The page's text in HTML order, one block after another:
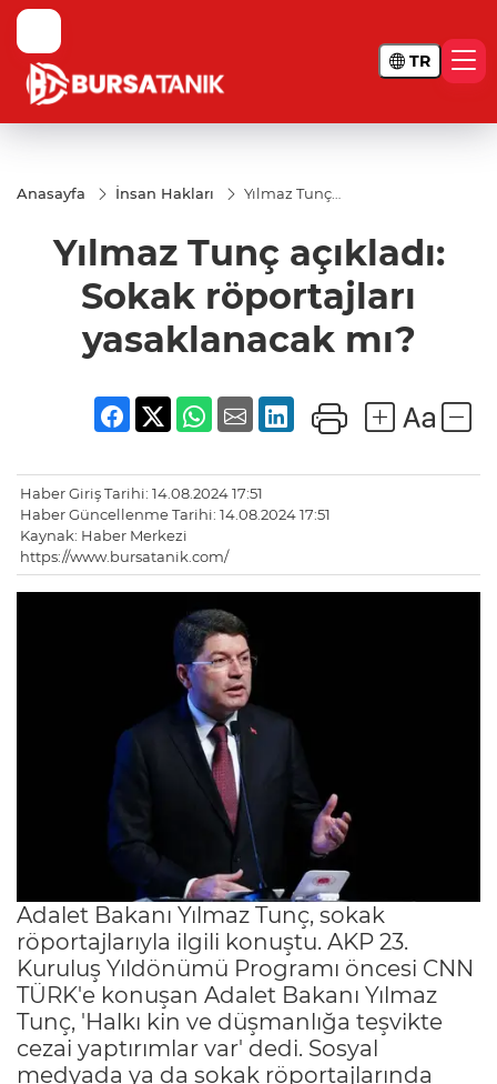
TR
Anasayfa İnsan Hakları
Yılmaz Tunç
röportajları
yasaklanacak
Yılmaz Tunç açıkladı:
Sokak röportajları
yasaklanacak mı?
Haber Giriş Tarihi: 14.08.2024 17:51
Haber Güncellenme Tarihi: 14.08.2024 17:51
Kaynak: Haber Merkezi
https://www.bursatanik.com/
Adalet Bakanı Yılmaz Tunç, sokak
röportajlarıyla ilgili konuştu. AKP 23.
Kuruluş Yıldönümü Programı öncesi CNN
TÜRK'e konuşan Adalet Bakanı Yılmaz
Tunç, 'Halkı kin ve düşmanlığa teşvikte
cezai yaptırımlar var' dedi. Sosyal
medyada ya da sokak röportajlarında